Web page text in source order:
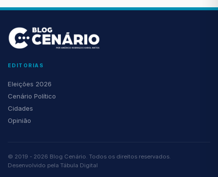
EDITORIAS
Eleições 2026
Cenário Político
Cidades
Opinião
© 2019 - 2026 Blog Cenário. Todos os direitos reservados.
Desenvolvido pela Tábula Digital